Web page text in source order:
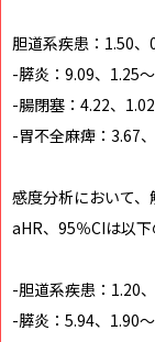
胆道系疾患：1.50、
-膵炎：9.09、1.25
-腸閉塞：4.22、
-胃不全麻痺：3.67
感度分析において
aHR、95％CIは以下
-胆道系疾患：1.20
-膵炎：5.94、1.90